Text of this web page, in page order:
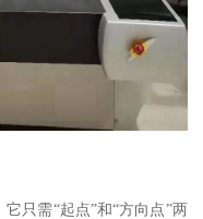
只需“起点”和“方向点”两